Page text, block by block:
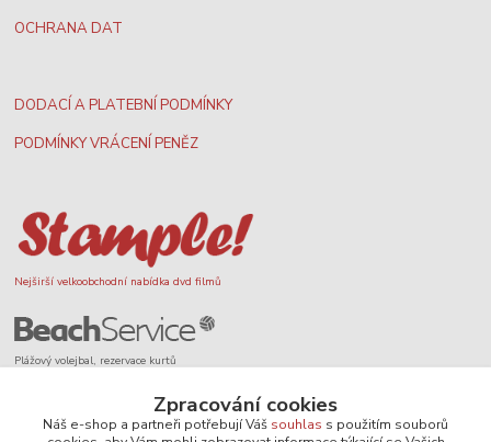
OCHRANA DAT
DODACÍ A PLATEBNÍ PODMÍNKY
PODMÍNKY VRÁCENÍ PENĚZ
Nejširší velkoobchodní nabídka dvd filmů
Plážový volejbal, rezervace kurtů
Zpracování cookies
Náš e-shop a partneři potřebují Váš souhlas s použitím souborů